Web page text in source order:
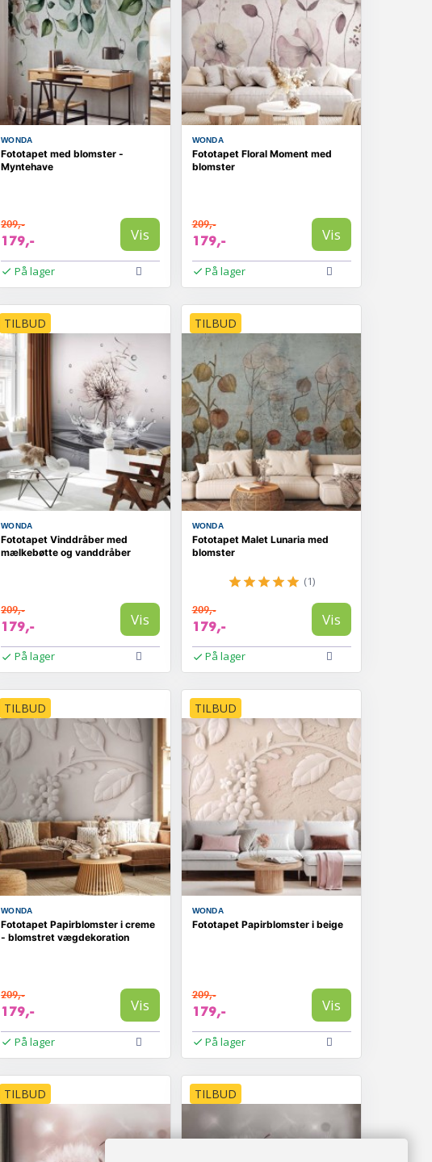
WONDA
Fototapet med blomster -
Myntehave
209,-
179,- Vis
På lager
WONDA
Fototapet Floral Moment med
blomster
209,-
179,- Vis
På lager
TILBUD
WONDA
Fototapet Vinddråber med
mælkebøtte og vanddråber
209,-
179,- Vis
På lager
TILBUD
WONDA
Fototapet Malet Lunaria med
blomster
(1)
209,-
179,- Vis
På lager
TILBUD
WONDA
Fototapet Papirblomster i creme
- blomstret vægdekoration
209,-
179,- Vis
På lager
TILBUD
WONDA
Fototapet Papirblomster i beige
209,-
179,- Vis
På lager
TILBUD TILBUD